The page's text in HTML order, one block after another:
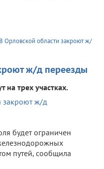
В Орловской области закроют ж/
ж/д переезды
на трех участках.
будет ограничен
путей, сообщила